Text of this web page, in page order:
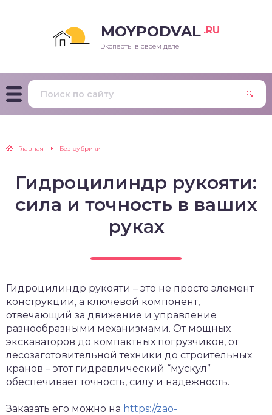
MOYPODVAL .RU
Эксперты в своем деле
Главная Без рубрики
Гидроцилиндр рукояти:
сила и точность в ваших
руках
Гидроцилиндр рукояти – это не просто элемент
конструкции, а ключевой компонент,
отвечающий за движение и управление
разнообразными механизмами. От мощных
экскаваторов до компактных погрузчиков, от
лесозаготовительной техники до строительных
кранов – этот гидравлический “мускул”
обеспечивает точность, силу и надежность.
Заказать его можно на https://zao-